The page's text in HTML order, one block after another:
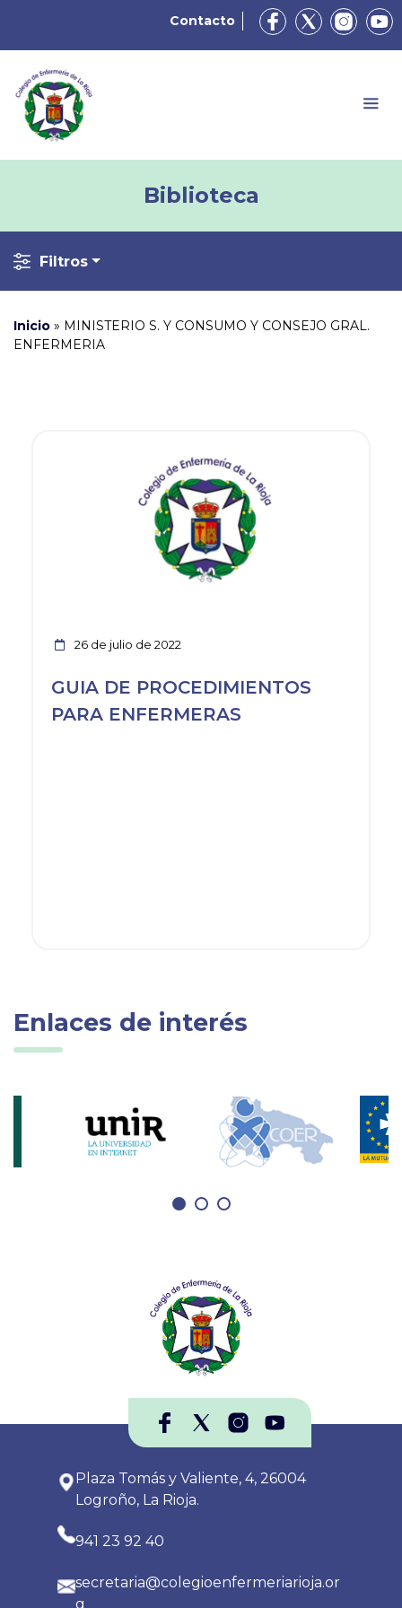
Contacto
Biblioteca
Filtros
Inicio » MINISTERIO S. Y CONSUMO Y CONSEJO GRAL.
ENFERMERIA
26 de julio de 2022
GUIA DE PROCEDIMIENTOS
PARA ENFERMERAS
Enlaces de interés
Plaza Tomás y Valiente, 4, 26004
Logroño, La Rioja.
941 23 92 40
secretaria@colegioenfermeriarioja.or
g